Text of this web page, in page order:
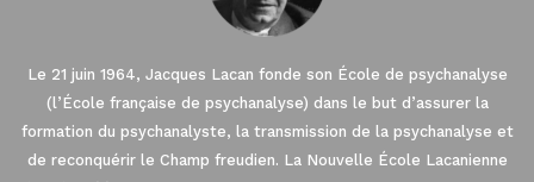
Le 21 juin 1964, Jacques Lacan fonde son École de psychanalyse
(l’École française de psychanalyse) dans le but d’assurer la
formation du psychanalyste, la transmission de la psychanalyse et
de reconquérir le Champ freudien. La Nouvelle École Lacanienne